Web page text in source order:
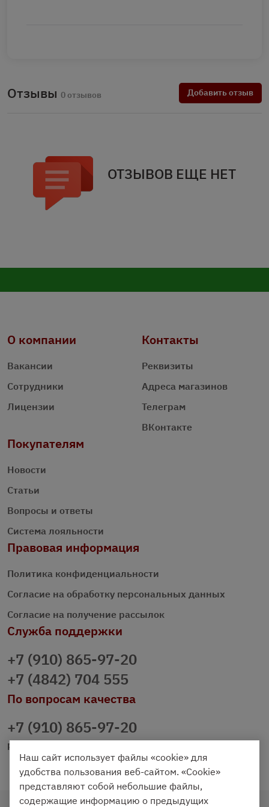
Отзывы 0 отзывов Добавить отзыв
ОТЗЫВОВ ЕЩЕ НЕТ
О компании
Вакансии
Сотрудники
Лицензии
Контакты
Реквизиты
Адреса магазинов
Телеграм
ВКонтакте
Покупателям
Новости
Статьи
Вопросы и ответы
Система лояльности
Правовая информация
Политика конфиденциальности
Согласие на обработку персональных данных
Согласие на получение рассылок
Служба поддержки
+7 (910) 865-97-20
+7 (4842) 704 555
По вопросам качества
+7 (910) 865-97-20
prazdnichniy40@palmi.ru
Наш сайт использует файлы «cookie» для
удобства пользования веб-сайтом. «Cookie»
представляют собой небольшие файлы,
содержащие информацию о предыдущих